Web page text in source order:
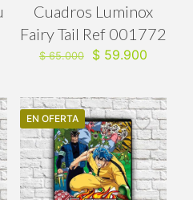
Cuadros Luminox
Fairy Tail Ref 001772
$65.000
El
era:
$ 65.000.
$59.900El
es:
$
EN OFERTA